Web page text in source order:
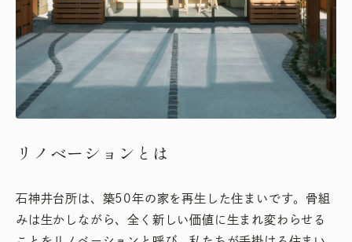
リノベーションとは
石神井台所は、築50年の家を再生した住まいです。骨組
みは生かしながら、全く新しい価値に生まれ変わらせる